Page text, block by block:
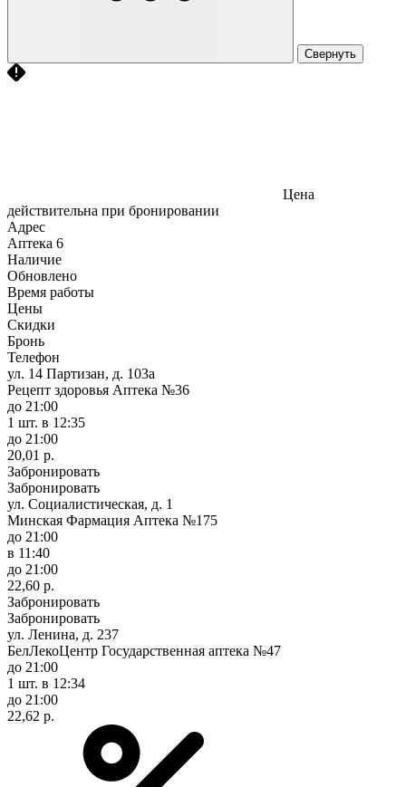
Свернуть
Цена
действительна при бронировании
Адрес
Аптека 6
Наличие
Обновлено
Время работы
Цены
Скидки
Бронь
Телефон
ул. 14 Партизан, д. 103а
Рецепт здоровья Аптека №36
до 21:00
1 шт. в 12:35
до 21:00
20,01 р.
Забронировать
Забронировать
ул. Социалистическая, д. 1
Минская Фармация Аптека №175
до 21:00
в 11:40
до 21:00
22,60 р.
Забронировать
Забронировать
ул. Ленина, д. 237
БелЛекоЦентр Государственная аптека №47
до 21:00
1 шт. в 12:34
до 21:00
22,62 р.